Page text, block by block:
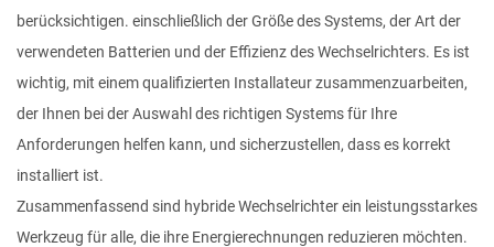
berücksichtigen. einschließlich der Größe des Systems, der Art der
verwendeten Batterien und der Effizienz des Wechselrichters. Es ist
wichtig, mit einem qualifizierten Installateur zusammenzuarbeiten,
der Ihnen bei der Auswahl des richtigen Systems für Ihre
Anforderungen helfen kann, und sicherzustellen, dass es korrekt
installiert ist.
Zusammenfassend sind hybride Wechselrichter ein leistungsstarkes
Werkzeug für alle, die ihre Energierechnungen reduzieren möchten.